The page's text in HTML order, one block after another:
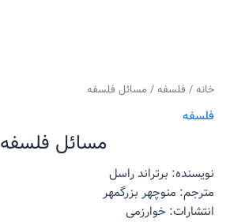
خانه/ فلسفه/ مسائل فلسفه
فلسفه
مسائل فلسفه
نویسنده: برتراند راسل
مترجم: منوچهر بزرگمهر
انتشارات: خوارزمی